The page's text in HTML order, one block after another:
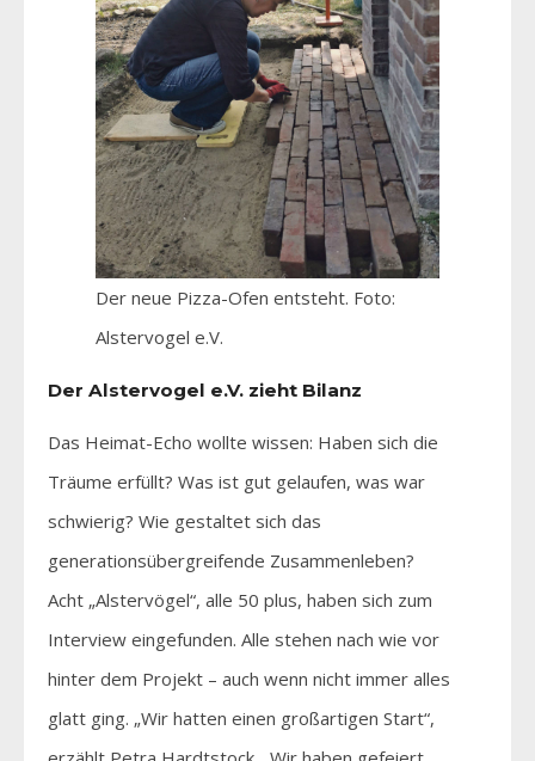
Der neue Pizza-Ofen entsteht. Foto:
Alstervogel e.V.
Der Alstervogel e.V. zieht Bilanz
Das Heimat-Echo wollte wissen: Haben sich die
Träume erfüllt? Was ist gut gelaufen, was war
schwierig? Wie gestaltet sich das
generationsübergreifende Zusammenleben?
Acht „Alstervögel“, alle 50 plus, haben sich zum
Interview eingefunden. Alle stehen nach wie vor
hinter dem Projekt – auch wenn nicht immer alles
glatt ging. „Wir hatten einen großartigen Start“,